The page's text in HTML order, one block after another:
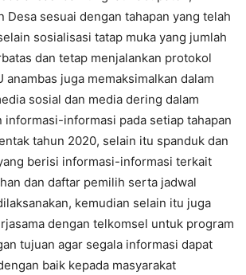
Desa sesuai dengan tahapan yang telah
sosialisasi tatap muka yang jumlah
dan tetap menjalankan protokol
anambas juga memaksimalkan dalam
sosial dan media dering dalam
informasi-informasi pada setiap tahapan
tahun 2020, selain itu spanduk dan
berisi informasi-informasi terkait
dan daftar pemilih serta jadwal
kemudian selain itu juga
dengan telkomsel untuk program
tujuan agar segala informasi dapat
baik kepada masyarakat